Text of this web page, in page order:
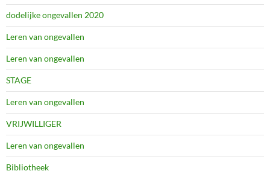
dodelijke ongevallen 2020
Leren van ongevallen
Leren van ongevallen
STAGE
Leren van ongevallen
VRIJWILLIGER
Leren van ongevallen
Bibliotheek